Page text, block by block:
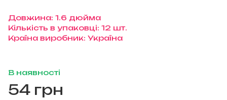
Довжина: 1.6 дюйма
Кількість в упаковці: 12 шт.
Країна виробник: Україна
В наявності
54 грн